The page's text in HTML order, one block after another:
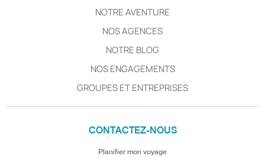
NOTRE AVENTURE
NOS AGENCES
NOTRE BLOG
NOS ENGAGEMENTS
GROUPES ET ENTREPRISES
CONTACTEZ-NOUS
Planifier mon voyage